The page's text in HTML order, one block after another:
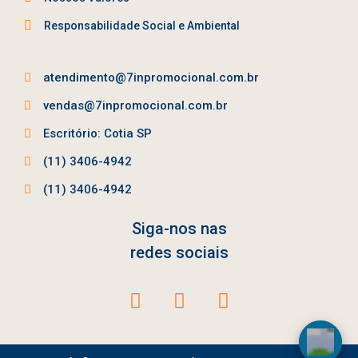
Responsabilidade Social e Ambiental
atendimento@7inpromocional.com.br
vendas@7inpromocional.com.br
Escritório: Cotia SP
(11) 3406-4942
(11) 3406-4942
Siga-nos nas
redes sociais